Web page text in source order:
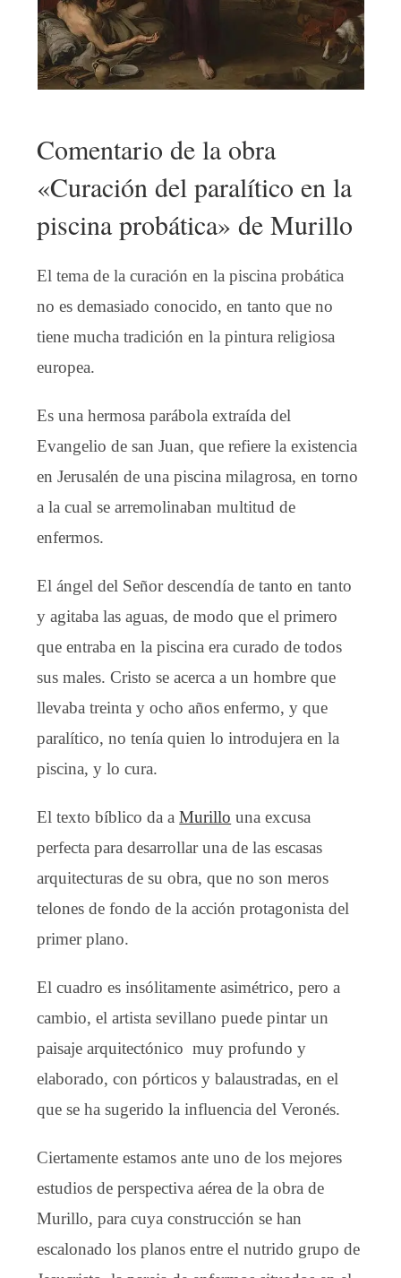
Comentario de la obra
«Curación del paralítico en la
piscina probática» de Murillo
El tema de la curación en la piscina probática
no es demasiado conocido, en tanto que no
tiene mucha tradición en la pintura religiosa
europea.
Es una hermosa parábola extraída del
Evangelio de san Juan, que refiere la existencia
en Jerusalén de una piscina milagrosa, en torno
a la cual se arremolinaban multitud de
enfermos.
El ángel del Señor descendía de tanto en tanto
y agitaba las aguas, de modo que el primero
que entraba en la piscina era curado de todos
sus males. Cristo se acerca a un hombre que
llevaba treinta y ocho años enfermo, y que
paralítico, no tenía quien lo introdujera en la
piscina, y lo cura.
El texto bíblico da aMurillo una excusa
perfecta para desarrollar una de las escasas
arquitecturas de su obra, que no son meros
telones de fondo de la acción protagonista del
primer plano.
El cuadro es insólitamente asimétrico, pero a
cambio, el artista sevillano puede pintar un
paisaje arquitectónico muy profundo y
elaborado, con pórticos y balaustradas, en el
que se ha sugerido la influencia del Veronés.
Ciertamente estamos ante uno de los mejores
estudios de perspectiva aérea de la obra de
Murillo, para cuya construcción se han
escalonado los planos entre el nutrido grupo de